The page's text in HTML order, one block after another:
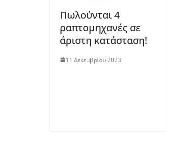
Πωλούνται 4
ραπτομηχανές σε
άριστη κατάσταση!
11 Δεκεμβρίου 2023